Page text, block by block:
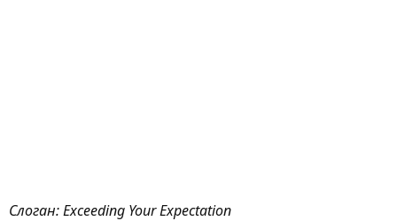
Слоган: Exceeding Your Expectation